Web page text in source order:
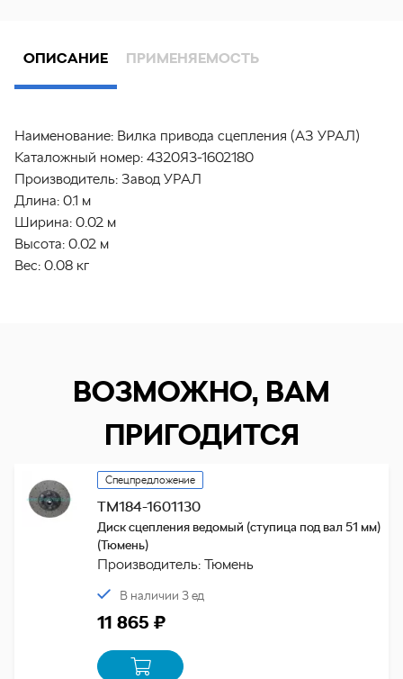
ОПИСАНИЕ ПРИМЕНЯЕМОСТЬ
Наименование: Вилка привода сцепления (АЗ УРАЛ)
Каталожный номер: 4320Я3-1602180
Производитель: Завод УРАЛ
Длина: 0.1 м
Ширина: 0.02 м
Высота: 0.02 м
Вес: 0.08 кг
ВОЗМОЖНО, ВАМ
ПРИГОДИТСЯ
Спецпредложение
ТМ184-1601130
Диск сцепления ведомый (ступица под вал 51 мм)
(Тюмень)
Производитель: Тюмень
В наличии 3 ед
11 865 ₽